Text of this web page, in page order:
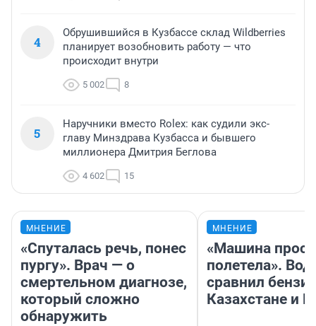
4
Обрушившийся в Кузбассе склад Wildberries
планирует возобновить работу — что
происходит внутри
5 002 8
5
Наручники вместо Rolex: как судили экс-
главу Минздрава Кузбасса и бывшего
миллионера Дмитрия Беглова
4 602 15
МНЕНИЕ
«Спуталась речь, понес
пургу». Врач — о
смертельном диагнозе,
который сложно
обнаружить
МНЕНИЕ
«Машина
полетела».
сравнил
Казахстане и